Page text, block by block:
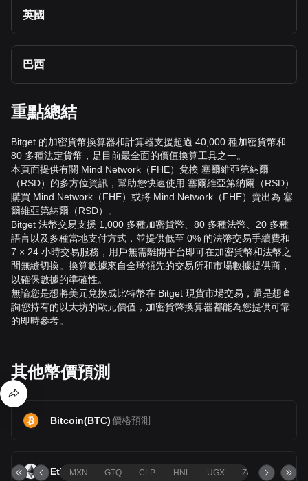
英國
巴西
重點總結
Bitget 的加密貨幣換算器和計算器支援超過 40,000 種加密貨幣和
80 多種法定貨幣，是目前最全面的價值換算工具之一。
本頁面提供有關 Mind Network（FHE）兌換 塞爾維亞第納爾
（RSD）的多方位資訊，幫助您快速使用 塞爾維亞第納爾（RSD）
購買 Mind Network（FHE）或將 Mind Network（FHE）賣出為 塞
爾維亞第納爾（RSD）。
Bitget 法幣交易支援 1,000 多種加密貨幣、80 多種法幣、20 多種
語言以及多種當地支付方式，並提供低至 0% 的法幣交易手續費和
7 × 24 小時交易服務，用戶無需離開平台即可在加密貨幣和法幣之
間無縫切換。換算數據來自全球領先的交易所和市場數據提供商，
以確保數據的準確性。
無論您是想將美元兌換成比特幣在 Bitget 現貨市場交易，還是想查
詢您持有的以太坊的歐元價值，加密貨幣換算器都能為您提供可靠
的即時參考。
其他幣價預測
Bitcoin(BTC)價格預測
Ethereum ETH) 價格預測
MXN GTQ CLP HNL UGX ZAR TND